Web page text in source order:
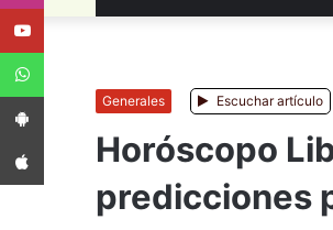
Generales Escuchar artículo
Horóscopo
predicciones
App Android